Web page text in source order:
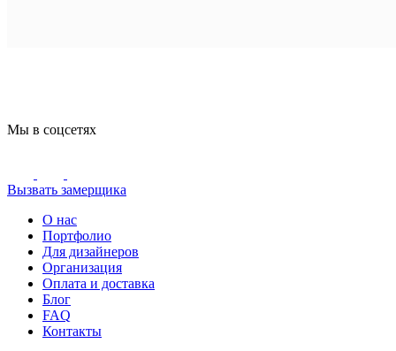
Мы в соцсетях
Вызвать замерщика
О нас
Портфолио
Для дизайнеров
Организация
Оплата и доставка
Блог
FAQ
Контакты